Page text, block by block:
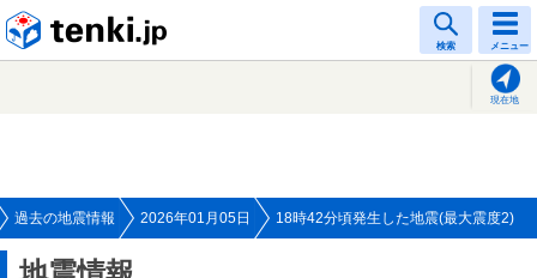
検索 メニュー
現在地
過去の地震情報 2026年01月05日 18時42分頃発生した地震(最大震度2)